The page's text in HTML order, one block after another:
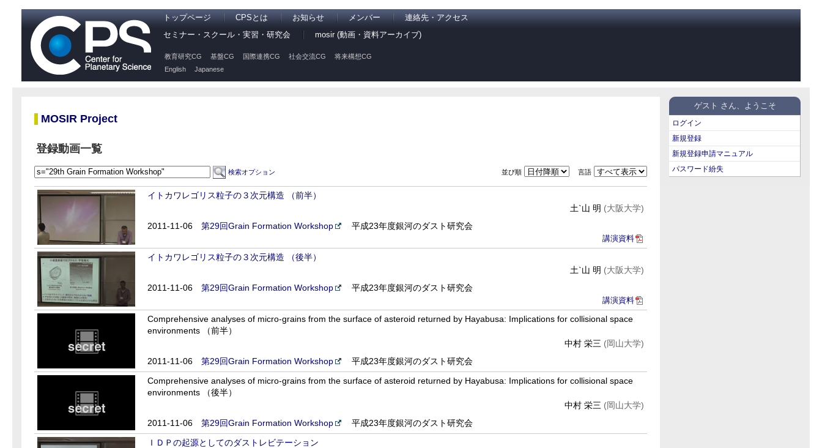
トップページ CPSとは お知らせ メンバー
連絡先・アクセス
セミナー・スクール・実習・研究会
mosir (動画・資料アーカイブ)
教育研究CG 基盤CG 国際連携CG 社会交流CG
将来構想CG
English
Japanese
ゲスト さん、ようこそ
ログイン
新規登録
新規登録申請マニュアル
パスワード紛失
MOSIR Project
登録動画一覧
検索オプション 並び順 言語
イトカワレゴリス粒子の３次元構造 （前半）
土`山 明 (大阪大学)
2011-11-06
第29回Grain Formation Workshop 平成23年度銀河のダスト研究会
講演資料
イトカワレゴリス粒子の３次元構造 （後半）
土`山 明 (大阪大学)
2011-11-06
第29回Grain Formation Workshop 平成23年度銀河のダスト研究会
講演資料
Comprehensive analyses of micro-grains from the surface of asteroid returned by Hayabusa: Implications for collisional space
environments （前半）
中村 栄三 (岡山大学)
2011-11-06
第29回Grain Formation Workshop
平成23年度銀河のダスト研究会
Comprehensive analyses of micro-grains from the surface of asteroid returned by Hayabusa: Implications for collisional space
environments （後半）
中村 栄三 (岡山大学)
2011-11-06
第29回Grain Formation Workshop
平成23年度銀河のダスト研究会
ＩＤＰの起源としてのダストレビテーション